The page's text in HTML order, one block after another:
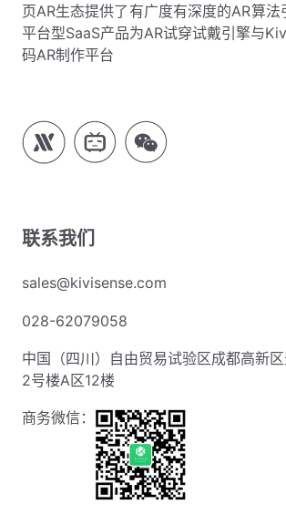
页AR生态提供了有广度有深度的AR算法
平台型SaaS产品为AR试穿试戴引擎与
码AR制作平台
联系我们
sales@kivisense.com
028-62079058
中国（四川）自由贸易试验区成都高新
2号楼A区12楼
商务微信